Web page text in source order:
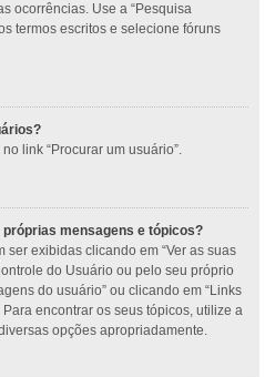
ocorrências. Use a “Pesquisa
termos escritos e selecione fóruns
link “Procurar um usuário”.
mensagens e tópicos?
exibidas clicando em “Ver as suas
do Usuário ou pelo seu próprio
do usuário” ou clicando em “Links
encontrar os seus tópicos, utilize a
opções apropriadamente.